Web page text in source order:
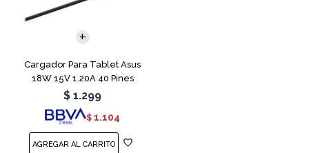
Cargador Para Tablet Asus
18W 15V 1.20A 40 Pines
$ 1.299
$ 1.104